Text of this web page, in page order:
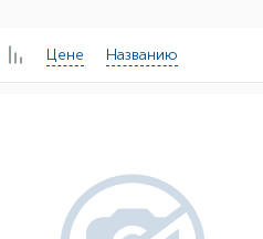
Цене Названию